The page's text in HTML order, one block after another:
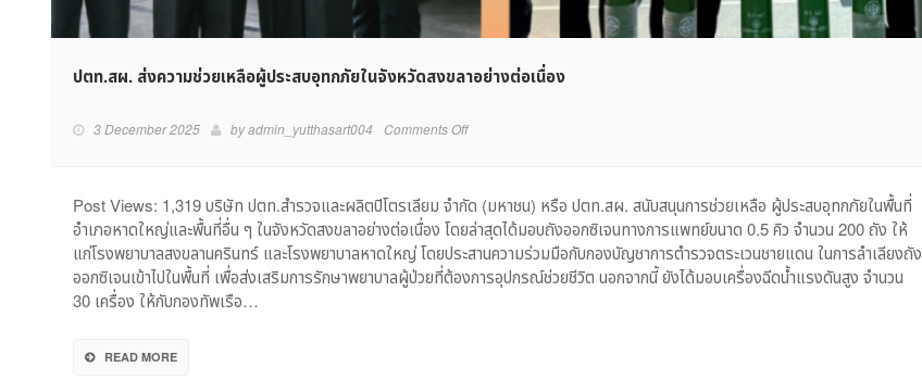
ปตท.สผ. ส่งความช่วยเหลือผู้ประสบอุทกภัยในจังหวัดสงขลาอย่างต่อเนื่อง
3 December 2025 byadmin_yutthasart004 Comments Offon
ช่วย
เหลือ
ผู้
ประสบ
Post Views: 1,319 บริษัท ปตท.สำรวจและผลิตปิโตรเลียม จำกัด (มหาชน) หรือ ปตท.สผ. สนับสนุนการช่วยเหลือ ผู้ประสบอุทกภัยในพื้นที่
อำเภอหาดใหญ่และพื้นที่อื่น ๆ ในจังหวัดสงขลาอย่างต่อเนื่อง โดยล่าสุดได้มอบถังออกซิเจนทางการแพทย์ขนาด 0.5 คิว จำนวน 200 ถัง ให้
แก่โรงพยาบาลสงขลานครินทร์ และโรงพยาบาลหาดใหญ่ โดยประสานความร่วมมือกับกองบัญชาการตำรวจตระเวนชายแดน ในการลำเลียงถัง
ออกซิเจนเข้าไปในพื้นที่ เพื่อส่งเสริมการรักษาพยาบาลผู้ป่วยที่ต้องการอุปกรณ์ช่วยชีวิต นอกจากนี้ ยังได้มอบเครื่องฉีดน้ำแรงดันสูง จำนวน
30 เครื่อง ให้กับกองทัพเรือ…
READ MORE